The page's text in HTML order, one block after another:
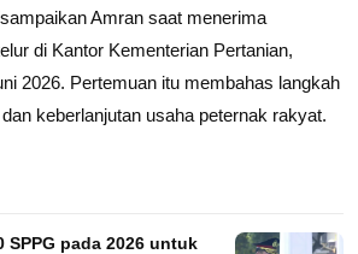
Amran saat menerima
di Kantor Kementerian Pertanian,
2026. Pertemuan itu membahas langkah
keberlanjutan usaha peternak rakyat.
SPPG pada 2026 untuk